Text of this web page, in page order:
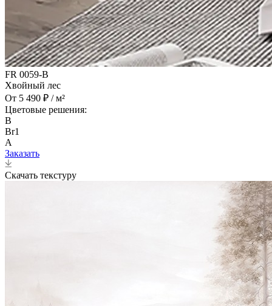
FR 0059-B
Хвойный лес
От 5 490 ₽ / м²
Цветовые решения:
B
Br1
A
Заказать
Скачать текстуру